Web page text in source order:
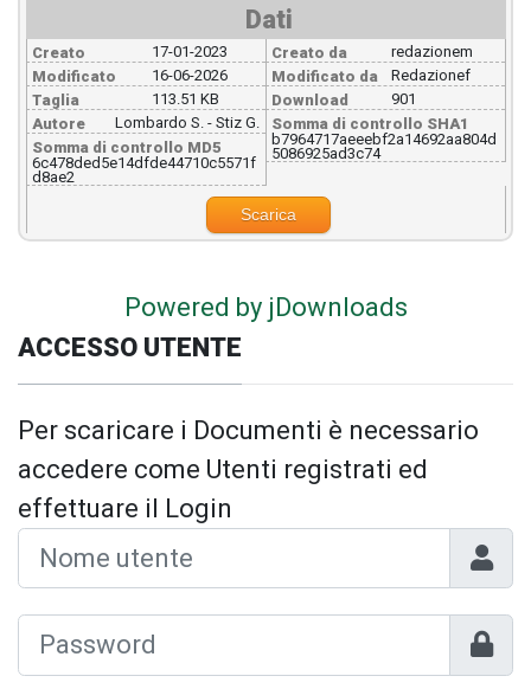
Dati
Creato
17-01-2023
Modificato
16-06-2026
Taglia
113.51 KB
Autore
Lombardo S. - Stiz G.
Somma di controllo MD5
6c478ded5e14dfde44710c5571f
d8ae2
Creato da
redazionem
Modificato da
Redazionef
Download
901
Somma di controllo SHA1
b7964717aeeebf2a14692aa804d
5086925ad3c74
Scarica
Powered by jDownloads
ACCESSO UTENTE
Per scaricare i Documenti è necessario
accedere come Utenti registrati ed
effettuare il Login